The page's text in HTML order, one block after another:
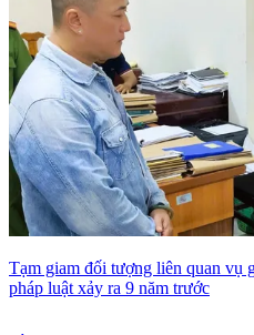
Tạm giam đối tượng liên quan vụ
pháp luật xảy ra 9 năm trước